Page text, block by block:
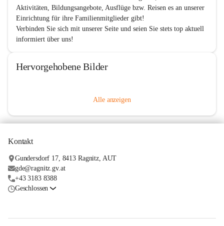
Aktivitäten, Bildungsangebote, Ausflüge bzw. Reisen es an unserer
Einrichtung für ihre Familienmitglieder gibt!
Verbinden Sie sich mit unserer Seite und seien Sie stets top aktuell
informiert über uns!
Hervorgehobene Bilder
Alle anzeigen
Kontakt
Gundersdorf 17, 8413 Ragnitz, AUT
gde@ragnitz.gv.at
+43 3183 8388
Geschlossen